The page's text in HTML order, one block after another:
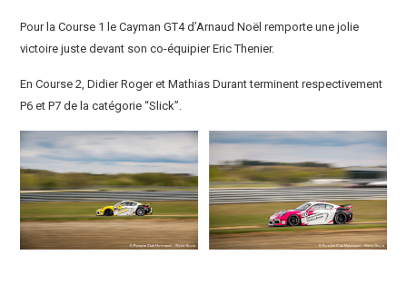
Pour la Course 1 le Cayman GT4 d’Arnaud Noël remporte une jolie
victoire juste devant son co-équipier Eric Thenier.
En Course 2, Didier Roger et Mathias Durant terminent respectivement
P6 et P7 de la catégorie “Slick”.